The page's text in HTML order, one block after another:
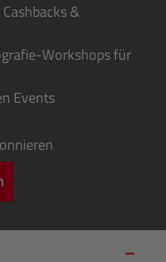
&
Workshops für
Events